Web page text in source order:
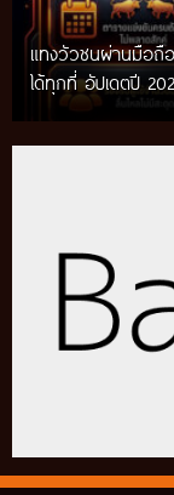
แทงวัวชนผ่านมือถือ
ได้ทุกที่ อัปเดตปี